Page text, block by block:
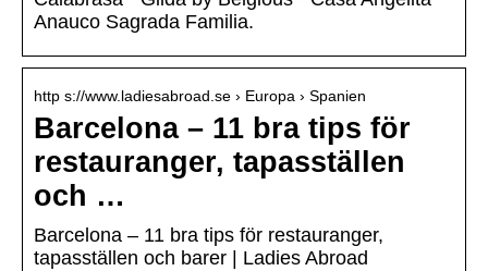
Anauco Sagrada Familia.
http s://www.ladiesabroad.se › Europa › Spanien
Barcelona – 11 bra tips för
restauranger, tapasställen
och …
Barcelona – 11 bra tips för restauranger,
tapasställen och barer | Ladies Abroad